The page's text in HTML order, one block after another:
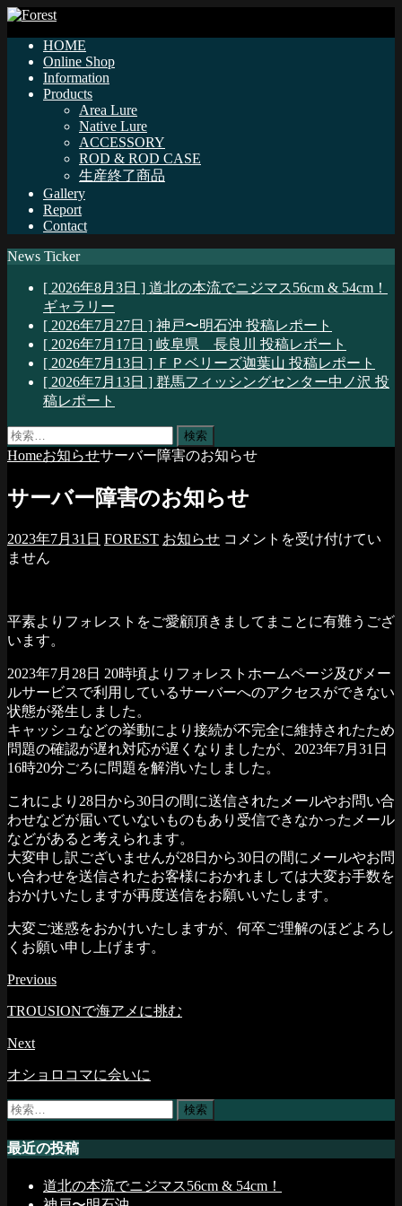
HOME
Online Shop
Information
Products
Area Lure
Native Lure
ACCESSORY
ROD & ROD CASE
生産終了商品
Gallery
Report
Contact
News Ticker
[ 2026年8月3日 ] 道北の本流でニジマス56cm & 54cm！
ギャラリー
[ 2026年7月27日 ] 神戸〜明石沖 投稿レポート
[ 2026年7月17日 ] 岐阜県 長良川 投稿レポート
[ 2026年7月13日 ] ＦＰベリーズ迦葉山 投稿レポート
[ 2026年7月13日 ] 群馬フィッシングセンター中ノ沢 投
稿レポート
検
索:
Homeお知らせサーバー障害のお知らせ
サーバー障害のお知らせ
2023年7月31日 FOREST お知らせ サ
障
害
お
知
せ
は
コメントを受け付けてい
ません
平素よりフォレストをご愛顧頂きましてまことに有難うござ
います。
2023年7月28日 20時頃よりフォレストホームページ及びメー
ルサービスで利用しているサーバーへのアクセスができない
状態が発生しました。
キャッシュなどの挙動により接続が不完全に維持されたため
問題の確認が遅れ対応が遅くなりましたが、2023年7月31日
16時20分ごろに問題を解消いたしました。
これにより28日から30日の間に送信されたメールやお問い合
わせなどが届いていないものもあり受信できなかったメール
などがあると考えられます。
大変申し訳ございませんが28日から30日の間にメールやお問
い合わせを送信されたお客様におかれましては大変お手数を
おかけいたしますが再度送信をお願いいたします。
大変ご迷惑をおかけいたしますが、何卒ご理解のほどよろし
くお願い申し上げます。
Previous
TROUSIONで海アメに挑む
Next
オショロコマに会いに
検
索:
最近の投稿
道北の本流でニジマス56cm & 54cm！